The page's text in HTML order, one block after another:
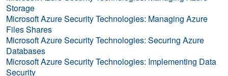
Storage
Microsoft Azure Security Technologies: Managing Azure
Files Shares
Microsoft Azure Security Technologies: Securing Azure
Databases
Microsoft Azure Security Technologies: Implementing Data
Security